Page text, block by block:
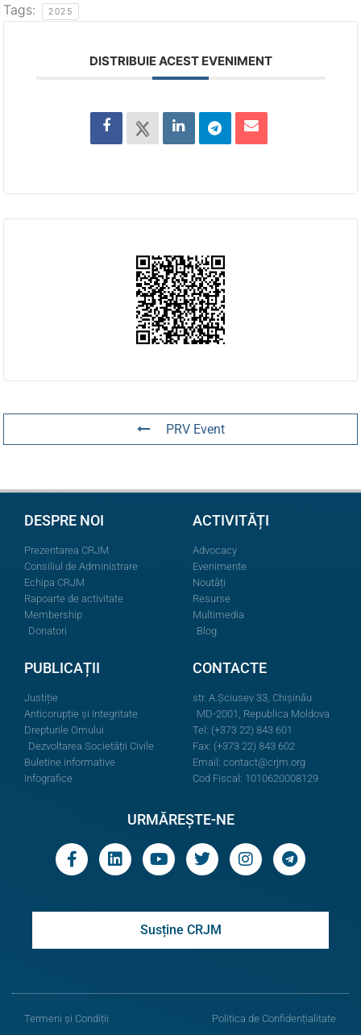
Tags: 2025
DISTRIBUIE ACEST EVENIMENT
PRV Event
DESPRE NOI
Prezentarea CRJM
Consiliul de Administrare
Echipa CRJM
Rapoarte de activitate
Membership
Donatori
ACTIVITĂȚI
Advocacy
Evenimente
Noutăți
Resurse
Multimedia
Blog
PUBLICAȚII
Justiție
Anticorupție și Integritate
Drepturile Omului
Dezvoltarea Societății Civile
Buletine informative
Infografice
CONTACTE
str. A.Şciusev 33, Chișinău
MD-2001, Republica Moldova
Tel: (+373 22) 843 601
Fax: (+373 22) 843 602
Email: contact@crjm.org
Cod Fiscal: 1010620008129
URMĂREȘTE-NE
Susține CRJM
Termeni și Condiții Politica de Confidențialitate